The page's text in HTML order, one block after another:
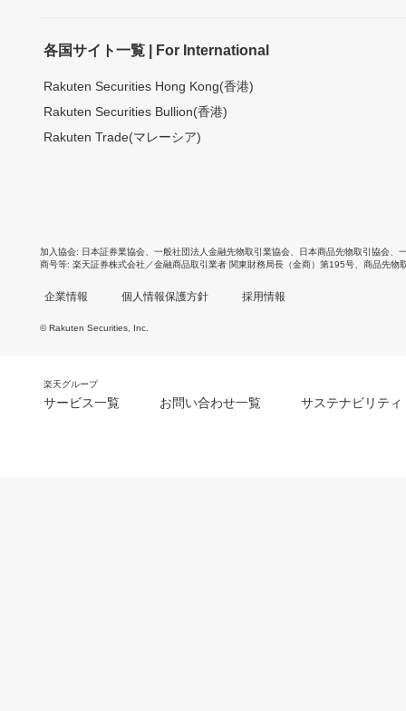
各国サイト一覧 | For International
Rakuten Securities Hong Kong(香港)
Rakuten Securities Bullion(香港)
Rakuten Trade(マレーシア)
加入協会 日本証券業協会 一般社団法人金融先物取引業協会 日本商品先物取引協会
商号等 楽天証券株式会社／金融商品取引業者 関東財務局長（金商）第195号、商品先物
企業情報 個人情報保護方針 採用情報
© Rakuten Securities, Inc.
楽天グループ
サービス一覧 お問い合わせ一覧 サステナビリティ